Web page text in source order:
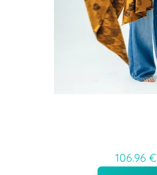
106.96 €